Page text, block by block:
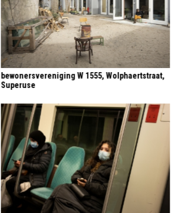
bewonersvereniging W 1555, Wolphaertstraat,
Superuse